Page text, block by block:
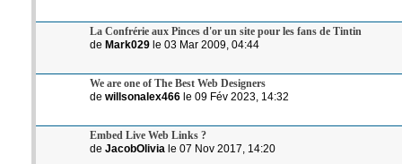
La Confrérie aux Pinces d'or un site pour les fans de Tintin
de Mark029le 03 Mar 2009, 04:44
We are one of The Best Web Designers
de willsonalex466le 09 Fév 2023, 14:32
Embed Live Web Links ?
de JacobOlivia le 07 Nov 2017, 14:20